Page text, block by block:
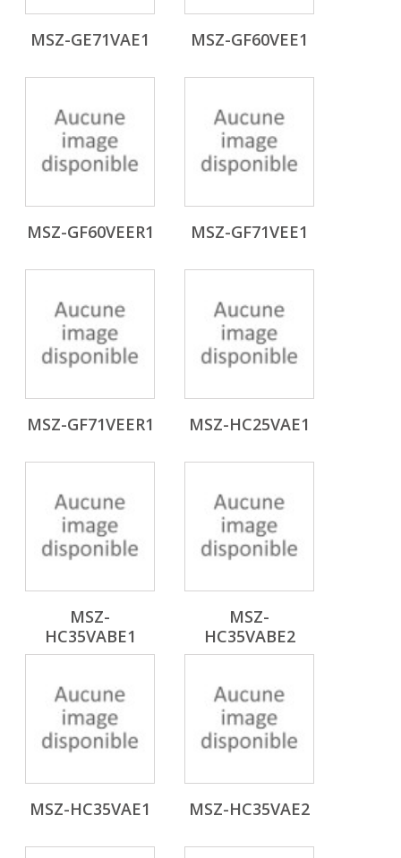
MSZ-GE71VAE1 MSZ-GF60VEE1
MSZ-GF60VEER1 MSZ-GF71VEE1
MSZ-GF71VEER1 MSZ-HC25VAE1
MSZ-
HC35VABE1
MSZ-
HC35VABE2
MSZ-HC35VAE1 MSZ-HC35VAE2